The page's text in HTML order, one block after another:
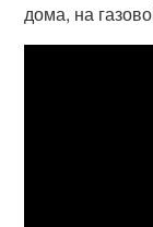
дома, на